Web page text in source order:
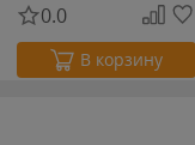
0.0
В корзину